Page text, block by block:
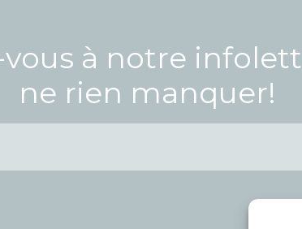
vous à notre
ne rien manquer!